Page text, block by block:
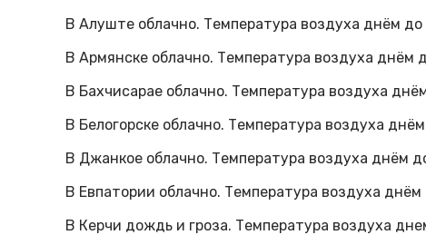
В Алуште облачно. Температура воздуха днём до
В Армянске облачно. Температура воздуха днём
В Бахчисарае облачно. Температура воздуха
В Белогорске облачно. Температура воздуха
В Джанкое облачно. Температура воздуха днём
В Евпатории облачно. Температура воздуха днём
В Керчи дождь и гроза. Температура воздуха